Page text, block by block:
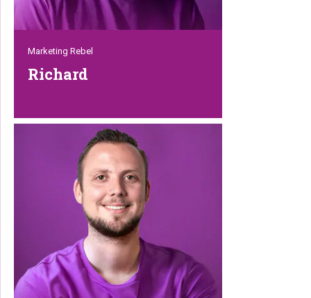
Marketing Rebel
Richard
hebt gehad, vergeet je hem nooit meer –
zijn stem herken je uit duizenden. Met
Richard kun je ontzettend lachen, maar
hij heeft ook een serieuze kant.
Marketing is helemaal zijn ding en dat
neemt hij dan ook bloedserieus. En dat is
ook de reden dat al onze digitale
platformen er altijd tiptop uitzien!